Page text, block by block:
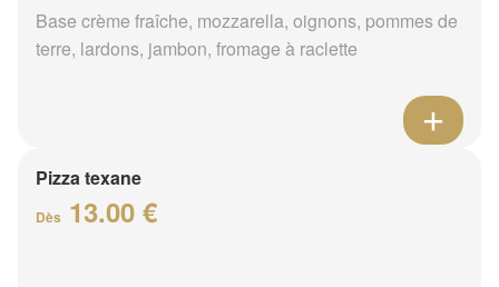
Base crème fraîche, mozzarella, oignons, pommes de
terre, lardons, jambon, fromage à raclette
Pizza texane
Dès 13.00 €